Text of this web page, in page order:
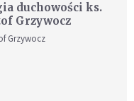
duchowości ks.
Grzywocz
Grzywocz